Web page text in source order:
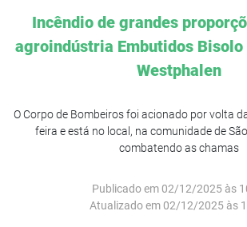
Incêndio de grandes
agroindústria Embutidos
Westphalen
O Corpo de Bombeiros foi acionado por volta
feira e está no local, na comunidade de
combatendo as chamas
Publicado em 02/12/2025 às
Atualizado em 02/12/2025 às